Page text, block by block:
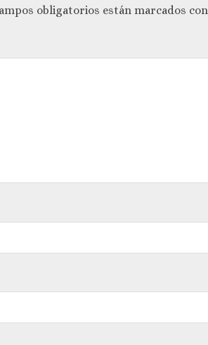
obligatorios están marcados con